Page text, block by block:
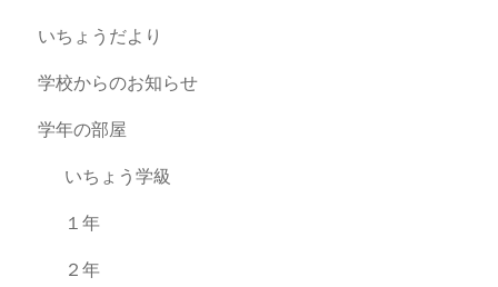
いちょうだより
学校からのお知らせ
学年の部屋
いちょう学級
１年
２年